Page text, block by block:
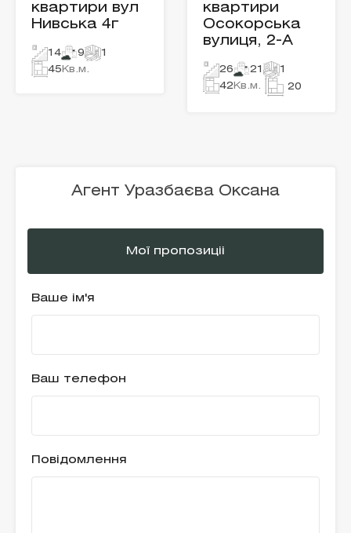
квартири вул
Нивська 4г
14 9
1
45 Кв.м.
квартири
Осокорська
вулиця, 2-А
26 21
1
42 Кв.м. 20
Агент Уразбаєва Оксана
Мої пропозиціі
Ваше ім'я
Ваш телефон
Повідомлення